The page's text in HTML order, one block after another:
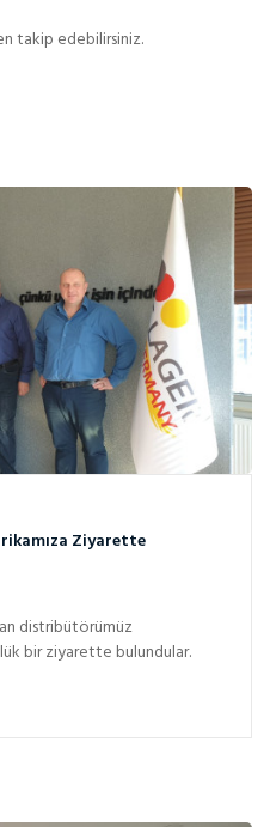
takip edebilirsiniz.
Ziyarette
distribütörümüz
bir ziyarette bulundular.